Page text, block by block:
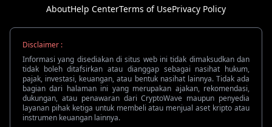
AboutHelp CenterTerms of UsePrivacy Policy
Disclaimer :
Informasi yang disediakan di situs web ini tidak dimaksudkan dan
tidak boleh ditafsirkan atau dianggap sebagai nasihat hukum,
pajak, investasi, keuangan, atau bentuk nasihat lainnya. Tidak ada
bagian dari halaman ini yang merupakan ajakan, rekomendasi,
dukungan, atau penawaran dari CryptoWave maupun penyedia
layanan pihak ketiga untuk membeli atau menjual aset kripto atau
instrumen keuangan lainnya.